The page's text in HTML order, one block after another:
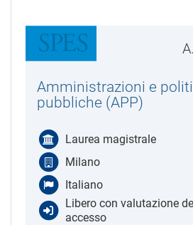
Amministrazioni e
pubbliche (APP)
Laurea magistrale
Milano
Italiano
Libero con valutazione
accesso